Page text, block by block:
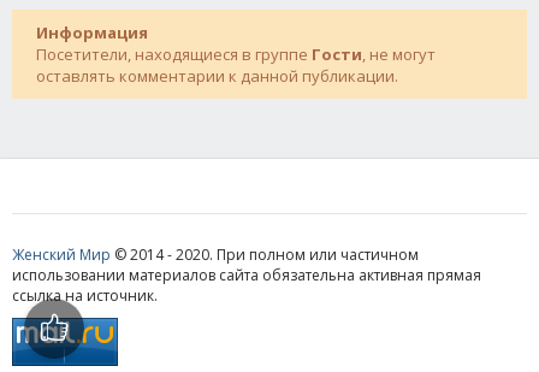
Информация
Посетители, находящиеся в группе Гости, не могут
оставлять комментарии к данной публикации.
Женский Мир © 2014 - 2020. При полном или частичном
использовании материалов сайта обязательна активная прямая
ссылка на источник.